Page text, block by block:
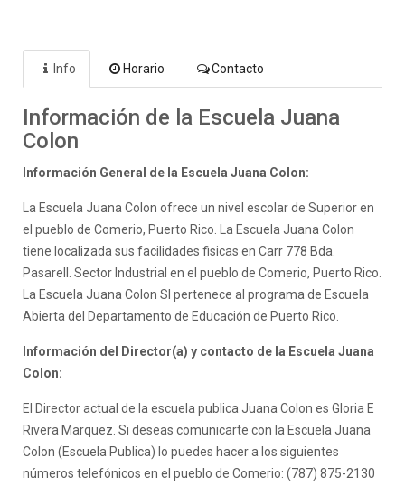
Info Horario Contacto
Información de la Escuela Juana
Colon
Información General de la Escuela Juana Colon:
La Escuela Juana Colon ofrece un nivel escolar de Superior en
el pueblo de Comerio, Puerto Rico. La Escuela Juana Colon
tiene localizada sus facilidades fisicas en Carr 778 Bda.
Pasarell. Sector Industrial en el pueblo de Comerio, Puerto Rico.
La Escuela Juana Colon SI pertenece al programa de Escuela
Abierta del Departamento de Educación de Puerto Rico.
Información del Director(a) y contacto de la Escuela Juana
Colon:
El Director actual de la escuela publica Juana Colon es Gloria E
Rivera Marquez. Si deseas comunicarte con la Escuela Juana
Colon (Escuela Publica) lo puedes hacer a los siguientes
números telefónicos en el pueblo de Comerio: (787) 875-2130